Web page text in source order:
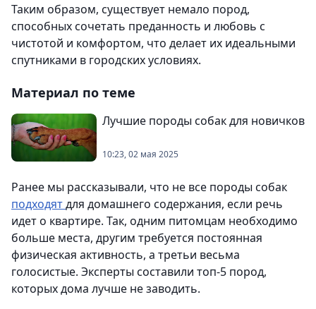
Таким образом, существует немало пород,
способных сочетать преданность и любовь с
чистотой и комфортом, что делает их идеальными
спутниками в городских условиях.
Материал по теме
Лучшие породы собак для новичков
10:23, 02 мая 2025
Ранее мы рассказывали, что не все породы собак
подходятдля домашнего содержания, если речь
идет о квартире. Так, одним питомцам необходимо
больше места, другим требуется постоянная
физическая активность, а третьи весьма
голосистые. Эксперты составили топ-5 пород,
которых дома лучше не заводить.